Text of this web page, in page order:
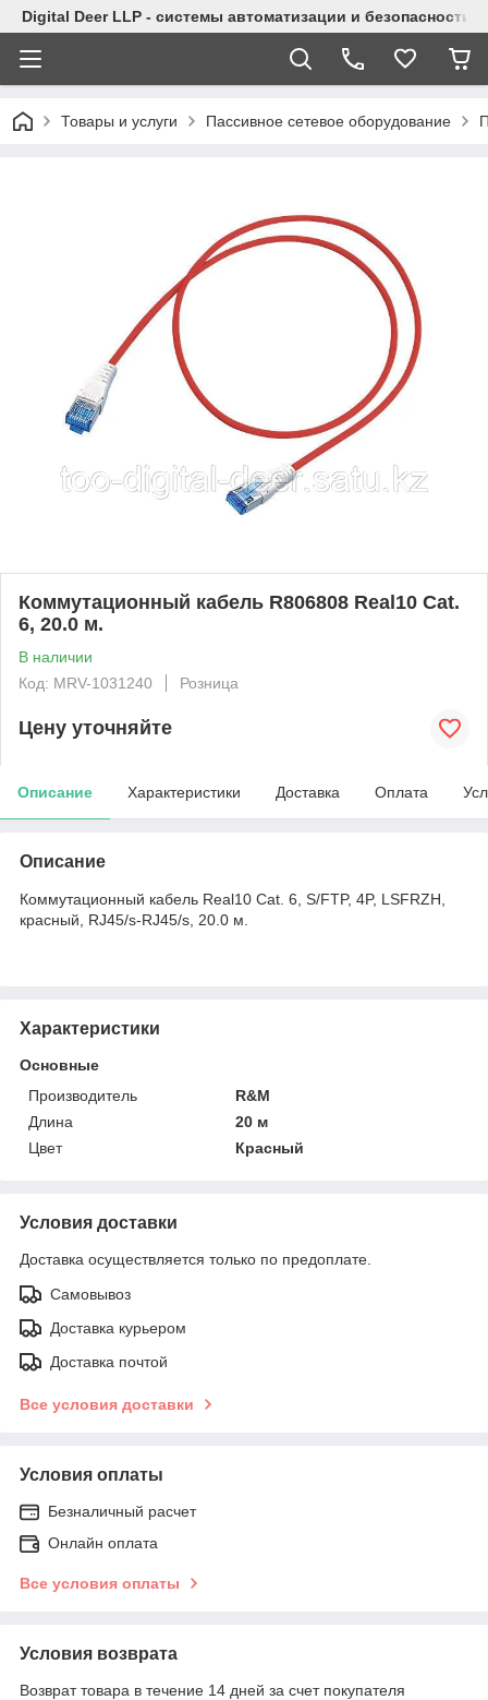
Digital Deer LLP - системы автоматизации и безопасности
Товары и услуги Пассивное сетевое оборудование
Коммутационный кабель R806808 Real10 Cat.
6, 20.0 м.
В наличии
Код: MRV-1031240
Розница
Цену уточняйте
Описание Характеристики Доставка Оплата
Описание
Коммутационный кабель Real10 Cat. 6, S/FTP, 4P, LSFRZH,
красный, RJ45/s-RJ45/s, 20.0 м.
Характеристики
Основные
Производитель
R&M
Длина
20 м
Цвет
Красный
Условия доставки
Доставка осуществляется только по предоплате.
Самовывоз
Доставка курьером
Доставка почтой
Все условия доставки
Условия оплаты
Безналичный расчет
Онлайн оплата
Все условия оплаты
Условия возврата
Возврат товара в течение 14 дней за счет покупателя